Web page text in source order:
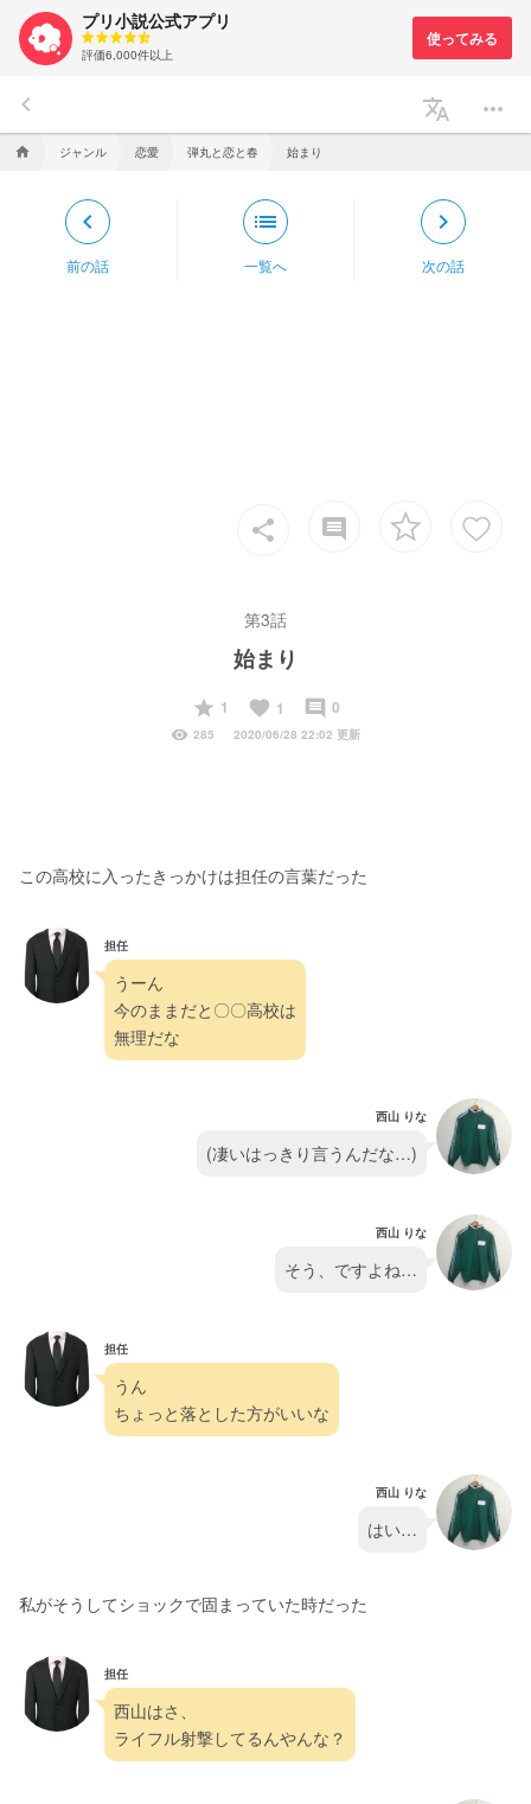
プリ小説公式アプリ
評価6,000件以上
keyboard_arrow_left translate more_horiz
home ジャンル 恋愛 弾丸と恋と春 始まり
keyboard_arrow_left
前の話
list
一覧へ
keyboard_arrow_right
次の話
share insert_comment
第3話
始まり
start
1 favorite 1 insert_comment 0
visibility 285 2020/06/28 22:02 更新
この高校に入ったきっかけは担任の言葉だった
担任
うーん
今のままだと〇〇高校は
無理だな
西山 りな
(凄いはっきり言うんだな…)
西山 りな
そう、ですよね…
担任
うん
ちょっと落とした方がいいな
西山 りな
はい…
私がそうしてショックで固まっていた時だった
担任
西山はさ、
ライフル射撃してるんやんな？